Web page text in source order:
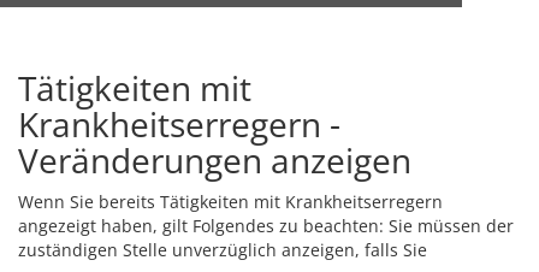
Tätigkeiten mit
Krankheitserregern -
Veränderungen anzeigen
Wenn Sie bereits Tätigkeiten mit Krankheitserregern
angezeigt haben, gilt Folgendes zu beachten: Sie müssen der
zuständigen Stelle unverzüglich anzeigen, falls Sie